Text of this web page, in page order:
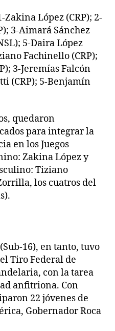
López (CRP); 2-
3-Aimará Sánchez
5-Daira López
Fachinello (CRP);
3-Jeremías Falcón
(CRP); 5-Benjamín
quedaron
para integrar la
en los Juegos
Zakina López y
Tiziano
los cuatros del
16), en tanto, tuvo
Tiro Federal de
con la tarea
anfitriona. Con
22 jóvenes de
Gobernador Roca